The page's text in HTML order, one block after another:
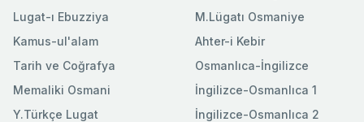
Lugat-ı Ebuzziya
M.Lügatı Osmaniye
Kamus-ul'alam
Tarih ve Coğrafya
Memaliki Osmani
Y.Türkçe Lugat
Ahter-i Kebir
Osmanlıca-İngilizce
İngilizce-Osmanlıca 1
İngilizce-Osmanlıca 2